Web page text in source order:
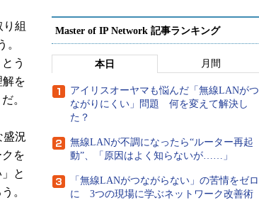
組
。
う
解を
。
盛況
を
と
。
Master of IP Network 記事ランキング
本日 月間
アイリスオーヤマも悩んだ「無線LANがつ
ながりにくい」問題 何を変えて解決し
た？
無線LANが不調になったら“ルーター再起
動”、「原因はよく知らないが……」
「無線LANがつながらない」の苦情をゼロ
に 3つの現場に学ぶネットワーク改善術